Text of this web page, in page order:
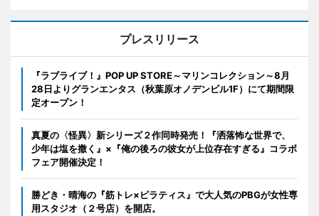
プレスリリース
『ラブライブ！』POP UP STORE～マリンコレクション～8月
28日よりグランエンタス（秋葉原オノデンビル1F）にて期間限
定オープン！
真夏の〈怪異〉新シリーズ２作同時発売！『洒落怖な世界で、
少年は塩を撒く』×『俺の後ろの彼女が上位存在すぎる』コラボ
フェア開催決定！
勝どき・晴海の『筋トレ×ピラティス』で大人気のPBGが女性専
用スタジオ（２号店）を開店。